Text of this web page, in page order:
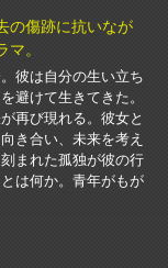
の傷跡に抗いなが
。
彼は自分の生い立ち
避けて生きてきた。
再び現れる。彼女と
き合い、未来を考え
まれた孤独が彼の行
は何か。青年がもが